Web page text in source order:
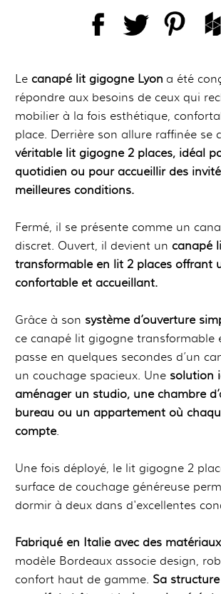
Le canapé lit gigogne Lyon a été
répondre aux besoins de ceux qui
mobilier à la fois esthétique,
place. Derrière son allure raffinée se
véritable lit gigogne 2 places, idéal
quotidien ou pour accueillir des
meilleures conditions.
Fermé, il se présente comme un
discret. Ouvert, il devient un canapé
transformable en lit 2 places offrant
confortable et accueillant.
Grâce à son système d’ouverture
ce canapé lit gigogne transformable
passe en quelques secondes d’un
un couchage spacieux. Une solution
aménager un studio, une chambre
bureau ou un appartement où
compte.
Une fois déployé, le lit gigogne 2
surface de couchage généreuse
dormir à deux dans d'excellentes
Fabriqué en Italie avec des
modèle Bordeaux associe design,
confort haut de gamme. Sa